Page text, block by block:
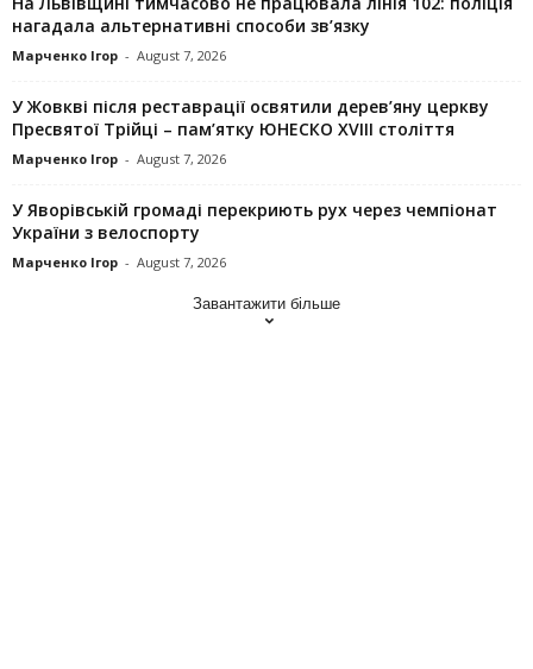
нагадала альтернативні способи зв’язку
Марченко Ігор - August 7, 2026
У Жовкві після реставрації освятили дерев’яну церкву
Пресвятої Трійці – пам’ятку ЮНЕСКО XVIII століття
Марченко Ігор - August 7, 2026
У Яворівській громаді перекриють рух через чемпіонат
України з велоспорту
Марченко Ігор - August 7, 2026
Завантажити більше